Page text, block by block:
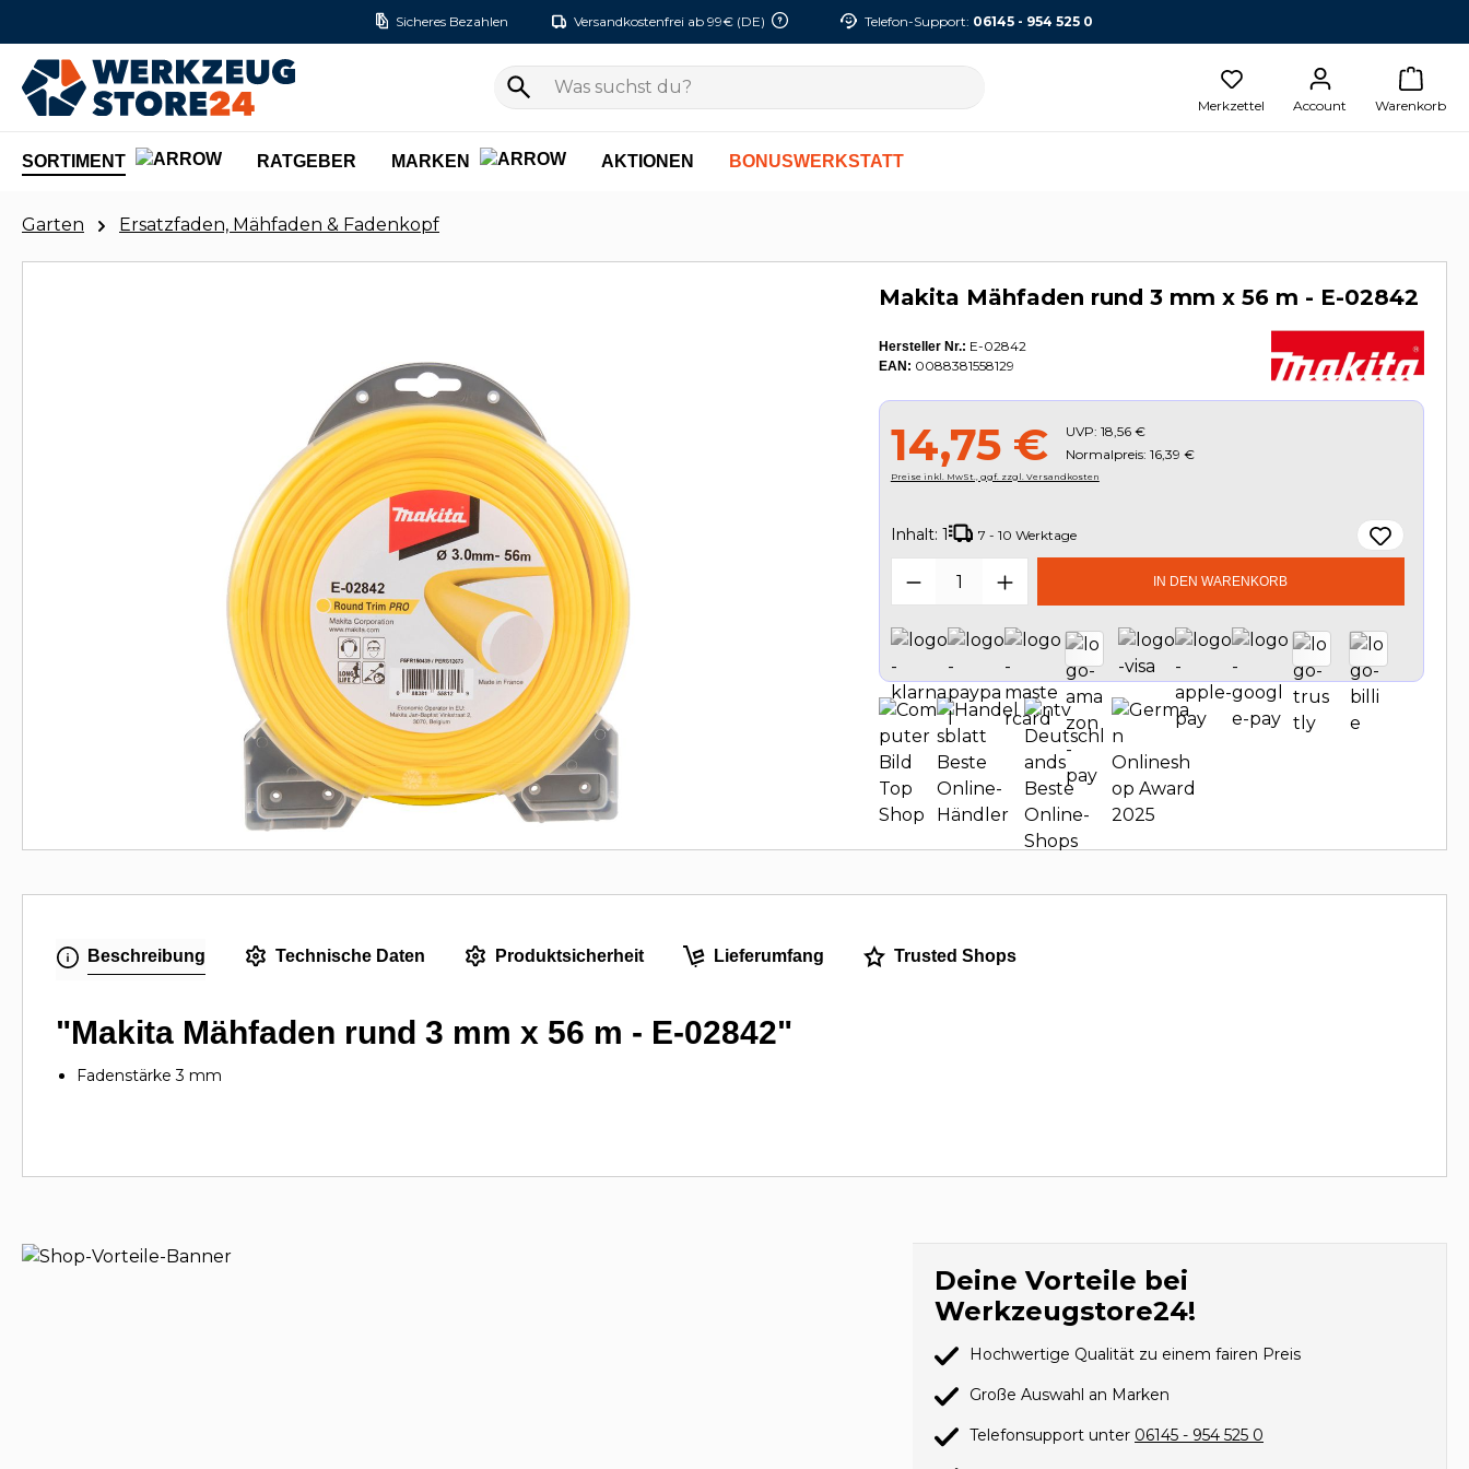
Sicheres Bezahlen Versandkostenfrei ab 99€ (DE) Telefon-Support: 06145 - 954 525 0
Merkzettel Account Warenkorb
SORTIMENT RATGEBER MARKEN AKTIONEN BONUSWERKSTATT
Garten Ersatzfaden, Mähfaden & Fadenkopf
Makita Mähfaden rund 3 mm x 56 m - E-02842
Hersteller Nr.: E-02842
EAN: 0088381558129
14,75 € UVP: 18,56 €
Normalpreis: 16,39 €
Preise inkl. MwSt., ggf. zzgl. Versandkosten
Inhalt: 1 7 - 10 Werktage
Produkt Anzahl: Gib den gewünschten
IN DEN WARENKORB
Beschreibung Technische Daten Produktsicherheit Lieferumfang Trusted Shops
"Makita Mähfaden rund 3 mm x 56 m - E-02842"
Fadenstärke 3 mm
Deine Vorteile bei
Werkzeugstore24!
Hochwertige Qualität zu einem fairen Preis
Große Auswahl an Marken
Telefonsupport unter 06145 - 954 525 0